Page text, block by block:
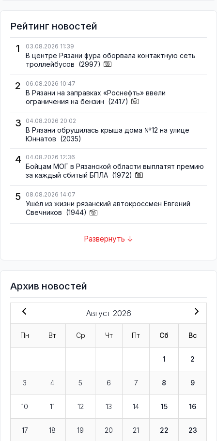
Рейтинг новостей
1
03.08.2026 11:39
В центре Рязани фура оборвала контактную сеть
троллейбусов (2997)
2 06.08.2026 10:47
В Рязани на заправках «Роснефть» ввели
ограничения на бензин (2417)
3 04.08.2026 20:02
В Рязани обрушилась крыша дома №12 на улице
Юннатов (2035)
4 04.08.2026 12:36
Бойцам МОГ в Рязанской области выплатят премию
за каждый сбитый БПЛА (1972)
5 08.08.2026 14:07
Ушёл из жизни рязанский автокроссмен Евгений
Свечников (1944)
Развернуть ↓
Архив новостей
Август 2026
Пн Вт Ср Чт Пт Сб Вс
1 2
3 4 5 6 7 8 9
10 11 12 13 14 15 16
17 18 19 20 21 22 23